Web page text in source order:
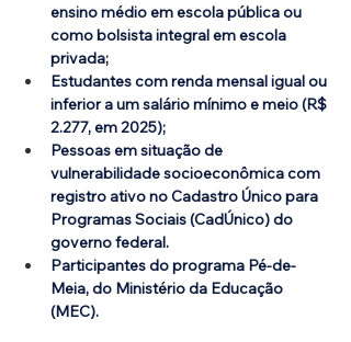
ensino médio em escola pública ou
como bolsista integral em escola
privada;
Estudantes com renda mensal igual ou
inferior a um salário mínimo e meio (R$
2.277, em 2025);
Pessoas em situação de
vulnerabilidade socioeconômica com
registro ativo no Cadastro Único para
Programas Sociais (CadÚnico) do
governo federal.
Participantes do programa Pé-de-
Meia, do Ministério da Educação
(MEC).